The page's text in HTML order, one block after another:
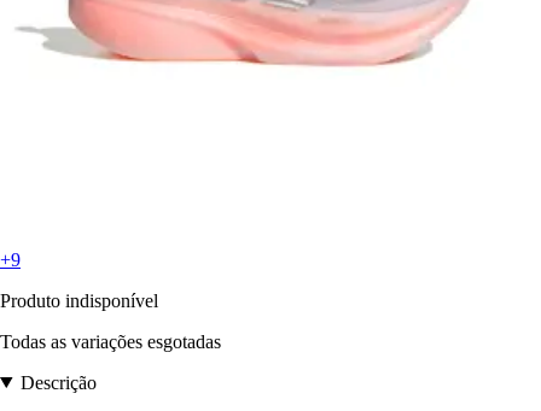
+9
Produto indisponível
Todas as variações esgotadas
Descrição